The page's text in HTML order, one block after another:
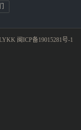
闽ICP备19015281号-1